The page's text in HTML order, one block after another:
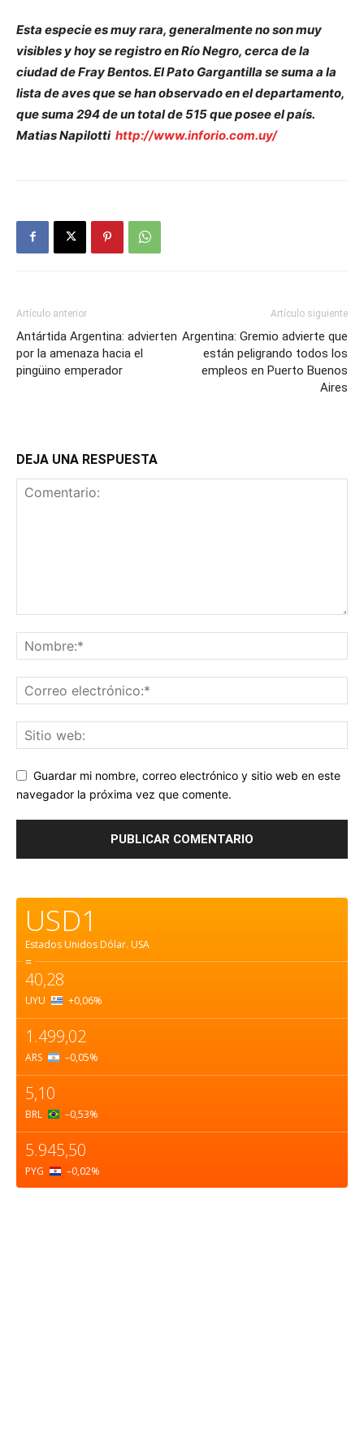
Esta especie es muy rara, generalmente no son muy
visibles y hoy se registro en Río Negro, cerca de la
ciudad de Fray Bentos. El Pato Gargantilla se suma a la
lista de aves que se han observado en el departamento,
que suma 294 de un total de 515 que posee el país.
Matias Napilotti http://www.inforio.com.uy/
Artículo anterior
Antártida Argentina: advierten
por la amenaza hacia el
pingüino emperador
Artículo siguiente
Argentina: Gremio advierte que
están peligrando todos los
empleos en Puerto Buenos
Aires
DEJA UNA RESPUESTA
Guardar mi nombre, correo electrónico y sitio web en este
navegador la próxima vez que comente.
USD1
Estados Unidos Dólar. USA
=
40,28
UYU +0,06%
1.499,02
ARS –0,05%
5,10
BRL –0,53%
5.945,50
PYG –0,02%